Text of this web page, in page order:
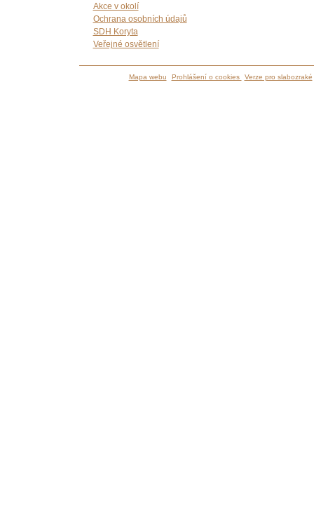
Akce v okolí
Ochrana osobních údajů
SDH Koryta
Veřejné osvětlení
Mapa webu Prohlášení o cookies Verze pro slabozraké